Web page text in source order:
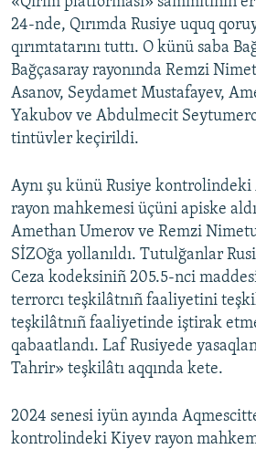
24-nde, Qırımda Rusiye uquq
qırımtatarını tuttı. O künü saba
Bağçasaray rayonında Remzi
Asanov, Seydamet Mustafayev,
Yakubov ve Abdulmecit
tintüvler keçirildi.
Aynı şu künü Rusiye
rayon mahkemesi üçüni apiske
Amethan Umerov ve Remzi
SİZOğa yollanıldı. Tutulğanlar
Ceza kodeksiniñ 205.5-nci
terrorcı teşkilâtnıñ faaliyetini
teşkilâtnıñ faaliyetinde iştirak
qabaatlandı. Laf Rusiyede
Tahrir» teşkilâtı aqqında kete.
2024 senesi iyün ayında
kontrolindeki Kiyev rayon